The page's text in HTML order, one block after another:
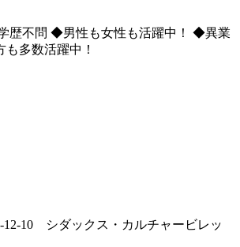
歴不問 ◆男性も女性も活躍中！ ◆異業
多数活躍中！
12-10 シダックス・カルチャービレッ